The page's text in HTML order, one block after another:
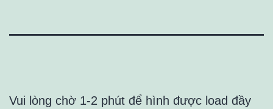
Vui lòng chờ 1-2 phút để hình được load đầy